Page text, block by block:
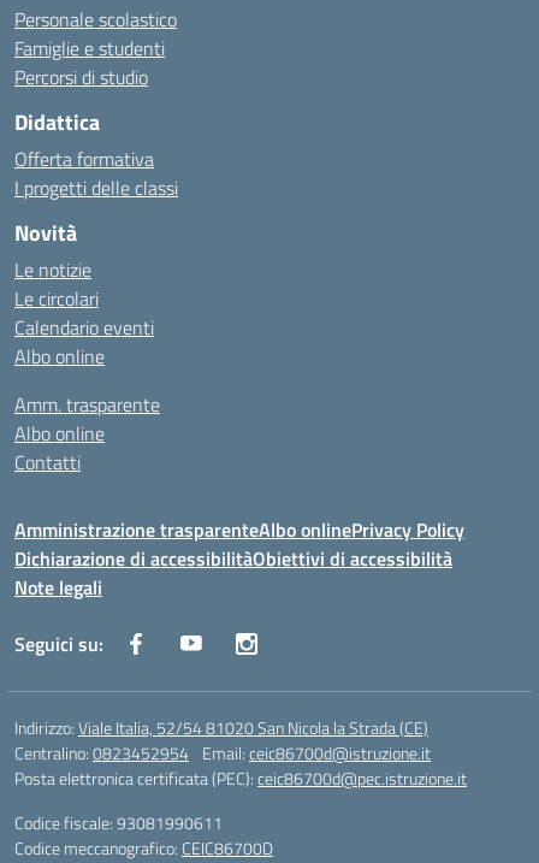
Personale scolastico
Famiglie e studenti
Percorsi di studio
Didattica
Offerta formativa
I progetti delle classi
Novità
Le notizie
Le circolari
Calendario eventi
Albo online
Amm. trasparente
Albo online
Contatti
Amministrazione trasparenteAlbo onlinePrivacy Policy
Dichiarazione di accessibilitàObiettivi di accessibilità
Note legali
Seguici su:
Indirizzo:Viale Italia, 52/54 81020 San Nicola la Strada (CE)
Centralino:0823452954 Email:ceic86700d@istruzione.it
Posta elettronica certificata (PEC):ceic86700d@pec.istruzione.it
Codice fiscale: 93081990611
Codice meccanografico: CEIC86700D